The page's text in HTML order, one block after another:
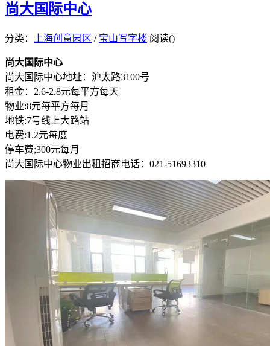
尚大国际中心
分类： 上海创意园区 / 宝山写字楼 阅读()
尚大国际中心
尚大国际中心地址：沪太路3100号
租金：2.6-2.8元每平方每天
物业:8元每平方每月
地铁:7号线上大路站
电费:1.2元每度
停车费;300元每月
尚大国际中心物业出租招商电话：021-51693310